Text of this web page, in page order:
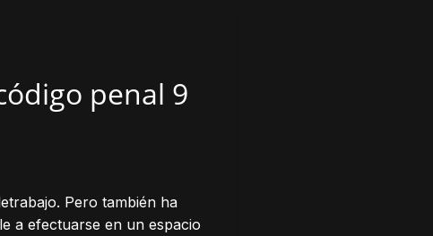
penal 9
Pero también ha
a efectuarse en un espacio